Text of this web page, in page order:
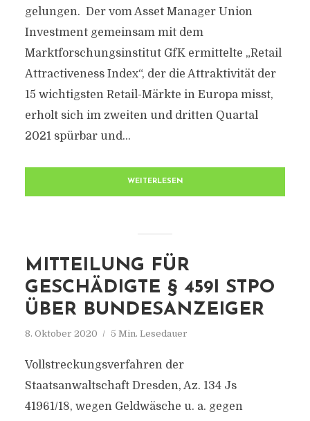
gelungen. Der vom Asset Manager Union
Investment gemeinsam mit dem
Marktforschungsinstitut GfK ermittelte „Retail
Attractiveness Index“, der die Attraktivität der
15 wichtigsten Retail-Märkte in Europa misst,
erholt sich im zweiten und dritten Quartal
2021 spürbar und...
WEITERLESEN
MITTEILUNG FÜR
GESCHÄDIGTE § 459I STPO
ÜBER BUNDESANZEIGER
8. Oktober 2020 5 Min. Lesedauer
Vollstreckungsverfahren der
Staatsanwaltschaft Dresden, Az. 134 Js
41961/18, wegen Geldwäsche u. a. gegen